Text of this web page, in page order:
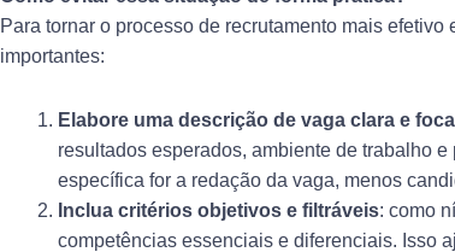
Para tornar o processo de recrutamento mais
importantes:
Elabore uma descrição de vaga clara e
resultados esperados, ambiente de trabalho
específica for a redação da vaga, menos
Inclua critérios objetivos e filtráveis: como
competências essenciais e diferenciais. Isso